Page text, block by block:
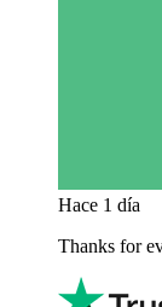
Hace 1 día
Thanks for